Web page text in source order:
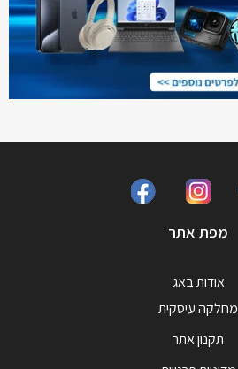
מפת אתר
אודות באג
מחלקה עיסקית
תקנון אתר